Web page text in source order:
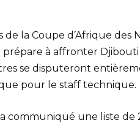
la Coupe d’Afrique des
prépare à affronter
se disputeront
pour le staff technique.
communiqué une liste de